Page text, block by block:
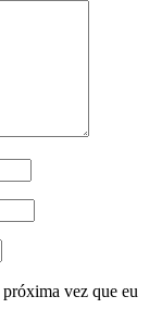
próxima vez que eu